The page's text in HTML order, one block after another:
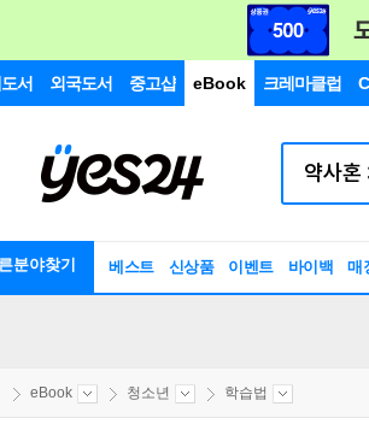
서 외국도서 중고샵 eBook 크레마클럽
분야찾기 베스트 신상품 이벤트 바이백 매
eBook 청소년 학습법